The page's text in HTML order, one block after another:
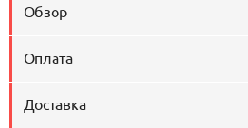
Обзор
Оплата
Доставка